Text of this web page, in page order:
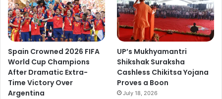
Spain Crowned 2026 FIFA
World Cup Champions
After Dramatic Extra-
Time Victory Over
Argentina
UP’s Mukhyamantri
Shikshak Suraksha
Cashless Chikitsa Yojana
Proves a Boon
July 18, 2026